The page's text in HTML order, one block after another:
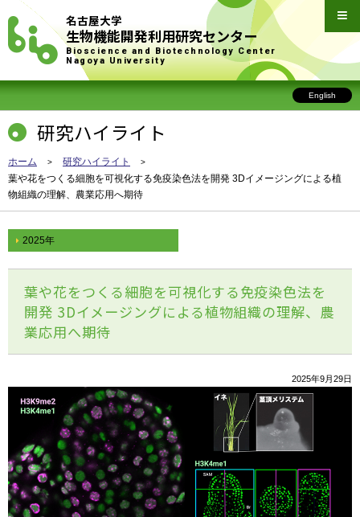
名古屋大学
生物機能開発利用研究センター
Bioscience and Biotechnology Center
Nagoya University
English
研究ハイライト
ホーム
研究ハイライト
葉や花をつくる細胞を可視化する免疫染色法を開発 3Dイメージングによる植
物組織の理解、農業応用へ期待
葉や花をつくる細胞を可視化する免疫染色法を
開発 3Dイメージングによる植物組織の理解、農
業応用へ期待
2025年9月29日
2025年